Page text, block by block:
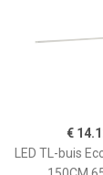
€
LED TL-buis